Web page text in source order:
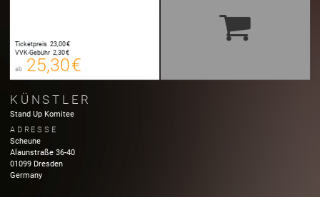
Ticketpreis 23,00 €
VVK-Gebühr 2,30 €
ab 25,30 €
00
KÜNSTLER
Stand Up Komitee
ADRESSE
Scheune
Alaunstraße 36-40
01099 Dresden
Germany